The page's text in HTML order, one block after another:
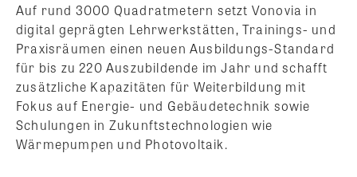
Auf rund 3000 Quadratmetern setzt Vonovia in
digital geprägten Lehrwerkstätten, Trainings- und
Praxisräumen einen neuen Ausbildungs-Standard
für bis zu 220 Auszubildende im Jahr und schafft
zusätzliche Kapazitäten für Weiterbildung mit
Fokus auf Energie- und Gebäudetechnik sowie
Schulungen in Zukunftstechnologien wie
Wärmepumpen und Photovoltaik.